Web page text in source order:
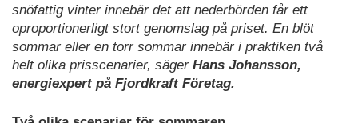
snöfattig vinter innebär det att nederbörden får ett
oproportionerligt stort genomslag på priset. En blöt
sommar eller en torr sommar innebär i praktiken två
helt olika prisscenarier, säger Hans Johansson,
energiexpert på Fjordkraft Företag.